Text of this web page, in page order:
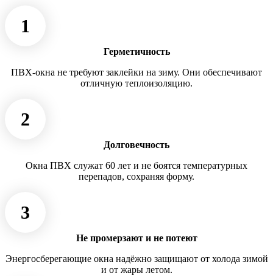
1
Герметичность
ПВХ-окна не требуют заклейки на зиму. Они обеспечивают
отличную теплоизоляцию.
2
Долговечность
Окна ПВХ служат 60 лет и не боятся температурных
перепадов, сохраняя форму.
3
Не промерзают и не потеют
Энергосберегающие окна надёжно защищают от холода зимой
и от жары летом.